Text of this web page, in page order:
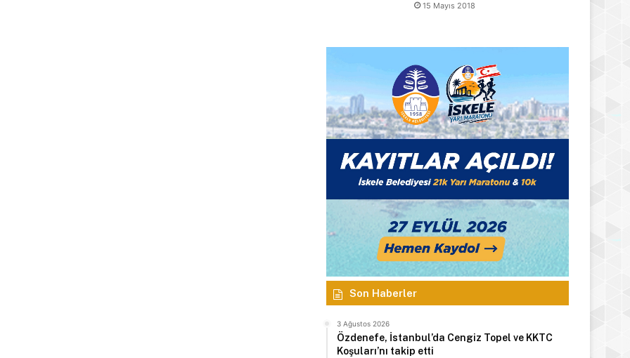
15 Mayıs 2018
Son Haberler
3 Ağustos 2026
Özdenefe, İstanbul’da Cengiz Topel ve KKTC
Koşuları’nı takip etti